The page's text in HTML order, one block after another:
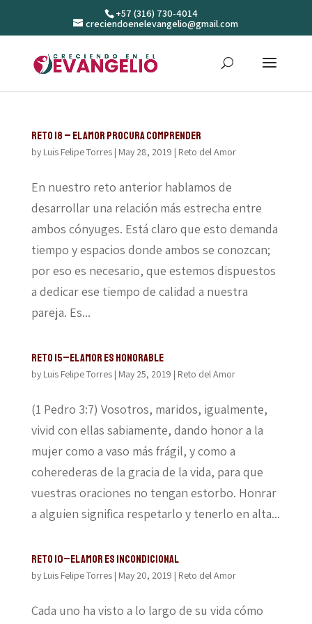
+57 (316) 730-4014
creciendoenelevangelio@gmail.com
Reto 18 – El amor procura comprender
by Luis Felipe Torres| May 28, 2019 | Reto del Amor
En nuestro reto anterior hablamos de
desarrollar una relación más estrecha entre
ambos cónyuges. Está claro que esto demanda
tiempo y espacios donde ambos se conozcan;
por eso es necesario, que estemos dispuestos
a dedicar ese tiempo de calidad a nuestra
pareja. Es...
Reto 15–El amor es honorable
by Luis Felipe Torres| May 25, 2019 | Reto del Amor
(1 Pedro 3:7) Vosotros, maridos, igualmente,
vivid con ellas sabiamente, dando honor a la
mujer como a vaso más frágil, y como a
coherederas de la gracia de la vida, para que
vuestras oraciones no tengan estorbo. Honrar
a alguien significa respetarlo y tenerlo en alta...
Reto 10–El amor es incondicional
by Luis Felipe Torres| May 20, 2019 | Reto del Amor
Cada uno ha visto a lo largo de su vida cómo